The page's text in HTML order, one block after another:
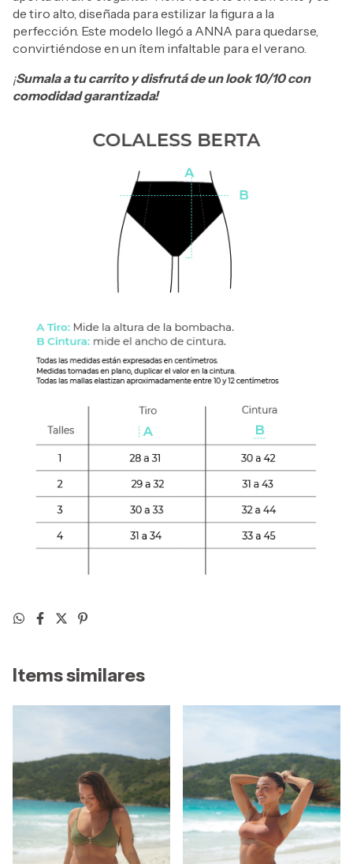
de tiro alto, diseñada para estilizar la figura a la
perfección. Este modelo llegó a ANNA para quedarse,
convirtiéndose en un ítem infaltable para el verano.
¡Sumala a tu carrito y disfrutá de un look 10/10 con
comodidad garantizada!
Items similares